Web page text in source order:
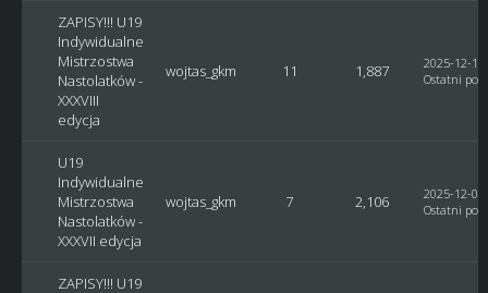
ZAPISY!!! U19
Indywidualne
Mistrzostwa
Nastolatków -
XXXVIII
edycja
wojtas_gkm 11 1,887
2025-12-
Ostatni post
U19
Indywidualne
Mistrzostwa
Nastolatków -
XXXVII edycja
wojtas_gkm 7 2,106
2025-12-
Ostatni post
ZAPISY!!! U19